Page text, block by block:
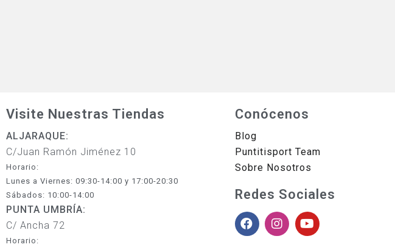
Visite Nuestras Tiendas
ALJARAQUE:
C/Juan Ramón Jiménez 10
Horario:
Lunes a Viernes: 09:30-14:00 y 17:00-20:30
Sábados: 10:00-14:00
PUNTA UMBRÍA:
C/ Ancha 72
Horario:
Conócenos
Blog
Puntitisport Team
Sobre Nosotros
Redes Sociales